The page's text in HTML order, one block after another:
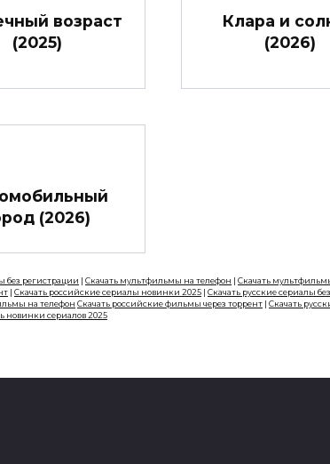
возраст
(2025)
Клара и
(2026)
(2026)
без регистрации | Скачать мультфильмы на телефон | Скачать
| Скачать российские сериалы новинки 2025 | Скачать русские сериалы
на телефон Скачать российские фильмы через торрент | Скачать
новинки сериалов 2025